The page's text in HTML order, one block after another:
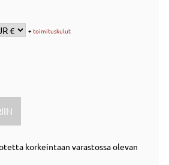
+toimituskulut
korkeintaan varastossa olevan